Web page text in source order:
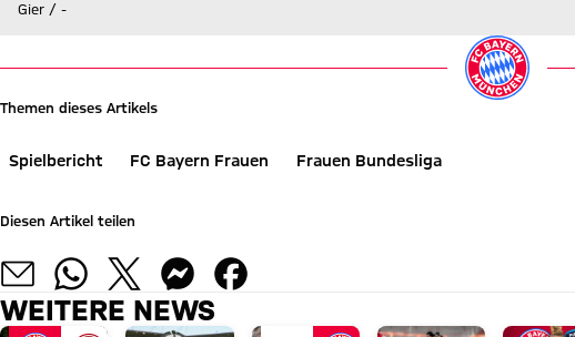
Gier / -
Themen dieses Artikels
Spielbericht FC Bayern Frauen Frauen Bundesliga
Diesen Artikel teilen
WEITERE NEWS